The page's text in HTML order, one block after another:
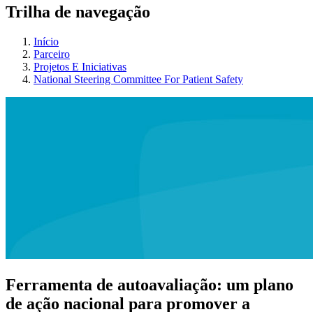
Trilha de navegação
Início
Parceiro
Projetos E Iniciativas
National Steering Committee For Patient Safety
Ferramenta de autoavaliação: um plano
de ação nacional para promover a